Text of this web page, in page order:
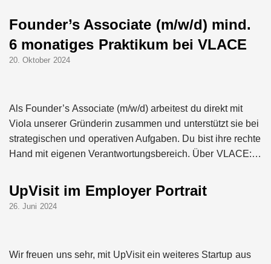
Founder’s Associate (m/w/d) mind.
6 monatiges Praktikum bei VLACE
20. Oktober 2024
Als Founder’s Associate (m/w/d) arbeitest du direkt mit
Viola unserer Gründerin zusammen und unterstützt sie bei
strategischen und operativen Aufgaben. Du bist ihre rechte
Hand mit eigenen Verantwortungsbereich. Über VLACE:…
UpVisit im Employer Portrait
26. Juni 2024
Wir freuen uns sehr, mit UpVisit ein weiteres Startup aus